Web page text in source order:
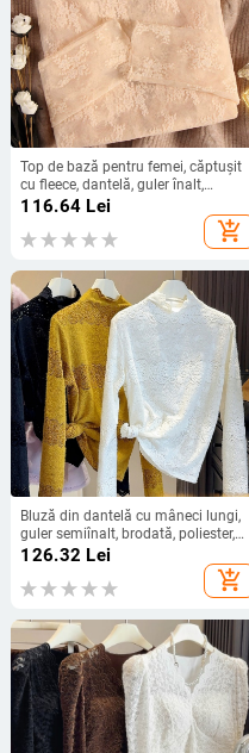
Top de bază pentru femei, căptușit
cu fleece, dantelă, guler înalt,
țesătură cu plasă, chic de iarnă în
116.64 Lei
add_shopping_cart
Bluză din dantelă cu mâneci lungi,
guler semiînalt, brodată, poliester,
stil casual
126.32 Lei
add_shopping_cart